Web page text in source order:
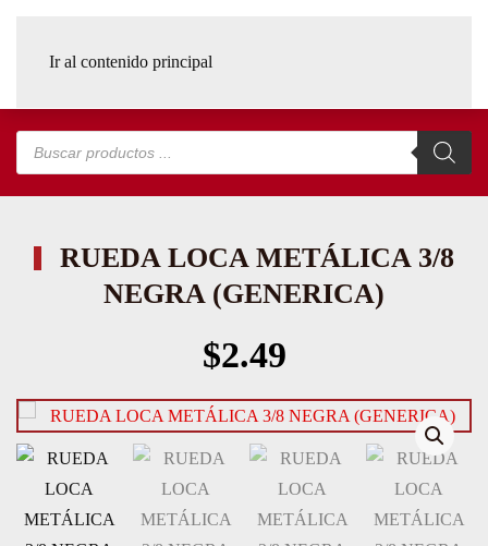
Ir al contenido principal
Búsqueda
productos
RUEDA LOCA METÁLICA 3/8
NEGRA (GENERICA)
$2.49